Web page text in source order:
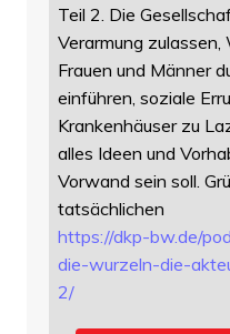
Teil 2. Die
Verarmung
Frauen und Männer
einführen, soziale
Krankenhäuser zu
alles Ideen und
Vorwand sein soll.
tatsächlichen
https://dkp-bw.de/
die-wurzeln-die-
2/